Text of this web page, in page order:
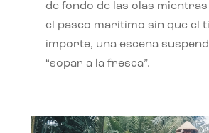
de fondo de las olas
el paseo marítimo sin que el
importe, una escena
“sopar a la fresca”.